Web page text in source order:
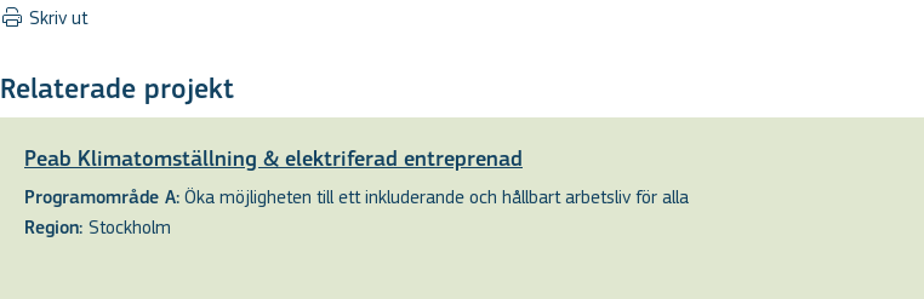
Skriv ut
Relaterade projekt
Peab Klimatomställning & elektriferad entreprenad
Programområde A: Öka möjligheten till ett inkluderande och hållbart arbetsliv för alla
Region: Stockholm